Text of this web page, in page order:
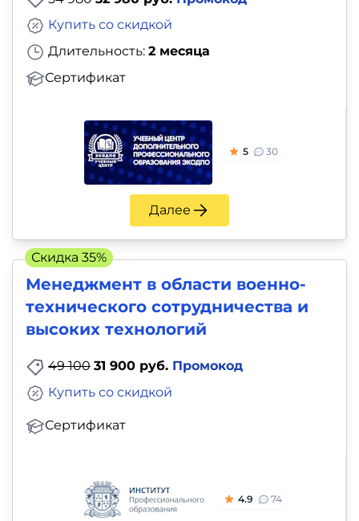
Длительность: 2 месяца
Сертификат
Купить со скидкой
5 30
Далее
Менеджмент в области военно-
технического сотрудничества и
высоких технологий
49 100 31 900 руб. Промокод
Сертификат
Купить со скидкой
4.9 74
Скидка 35%